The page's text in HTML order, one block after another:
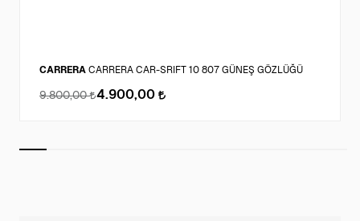
CARRERA CARRERA CAR-SRIFT 10 807 GÜNEŞ GÖZLÜĞÜ
9.800,00 4.900,00